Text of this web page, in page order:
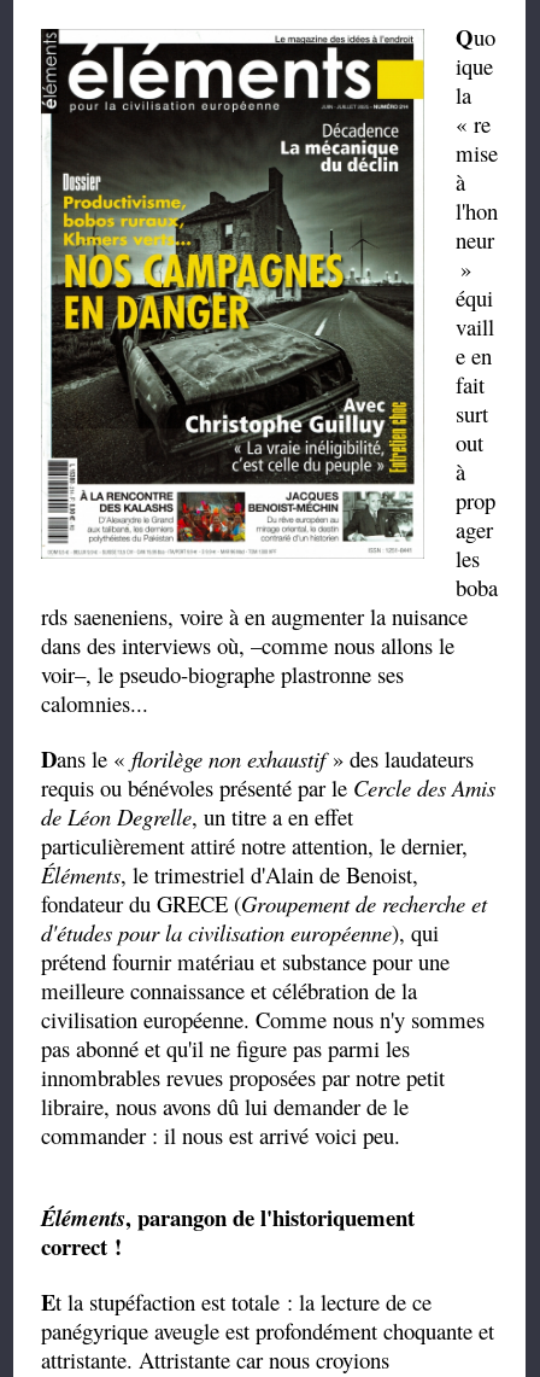
Quo
ique
la
« re
mise
à
l'hon
neur
»
équi
vaill
e en
fait
surt
out
à
prop
ager
les
boba
rds saeneniens, voire à en augmenter la nuisance
dans des interviews où, –comme nous allons le
voir–, le pseudo-biographe plastronne ses
calomnies...
Dans le « florilège non exhaustif» des laudateurs
requis ou bénévoles présenté par le Cercle des Amis
de Léon Degrelle, un titre a en effet
particulièrement attiré notre attention, le dernier,
Éléments, le trimestriel d'Alain de Benoist,
fondateur du GRECE (Groupement de recherche et
d'études pour la civilisation européenne), qui
prétend fournir matériau et substance pour une
meilleure connaissance et célébration de la
civilisation européenne. Comme nous n'y sommes
pas abonné et qu'il ne figure pas parmi les
innombrables revues proposées par notre petit
libraire, nous avons dû lui demander de le
commander : il nous est arrivé voici peu.
Éléments, parangon de l'historiquement
correct !
Et la stupéfaction est totale : la lecture de ce
panégyrique aveugle est profondément choquante et
attristante. Attristante car nous croyions